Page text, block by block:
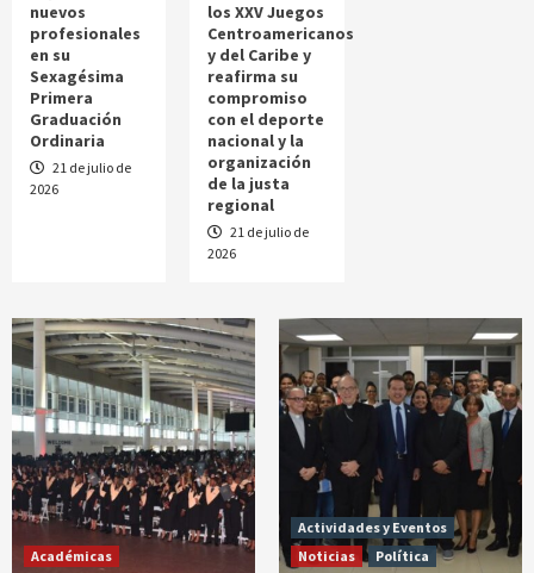
nuevos
profesionales
en su
Sexagésima
Primera
Graduación
Ordinaria
21 de julio de
2026
los XXV Juegos
Centroamericanos
y del Caribe y
reafirma su
compromiso
con el deporte
nacional y la
organización
de la justa
regional
21 de julio de
2026
Académicas
Actividades y Eventos
Noticias
Política